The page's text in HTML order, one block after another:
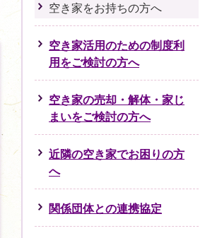
空き家をお持ちの方へ
空き家活用のための制度利
用をご検討の方へ
空き家の売却・解体・家じ
まいをご検討の方へ
近隣の空き家でお困りの方
へ
関係団体との連携協定